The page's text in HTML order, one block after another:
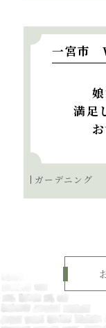
一宮市
満足
ガーデニング